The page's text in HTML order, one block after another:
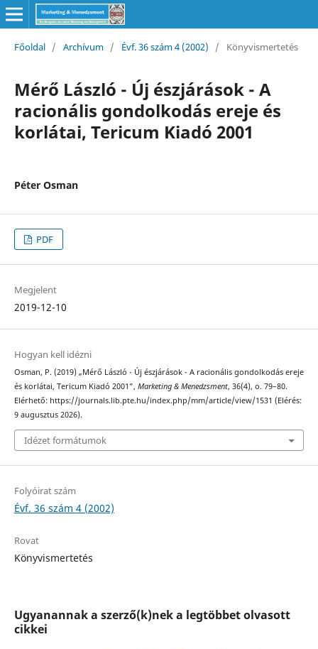
Főoldal / Archívum / Évf. 36 szám 4 (2002) / Könyvismertetés
Mérő László - Új észjárások - A
racionális gondolkodás ereje és
korlátai, Tericum Kiadó 2001
Péter Osman
PDF
Megjelent
2019-12-10
Hogyan kell idézni
Osman, P. (2019) „Mérő László - Új észjárások - A racionális gondolkodás ereje
és korlátai, Tericum Kiadó 2001”, Marketing & Menedzsment, 36(4), o. 79–80.
Elérhető: https://journals.lib.pte.hu/index.php/mm/article/view/1531 (Elérés:
9 augusztus 2026).
Idézet formátumok
Folyóirat szám
Évf. 36 szám 4 (2002)
Rovat
Könyvismertetés
Ugyanannak a szerző(k)nek a legtöbbet olvasott
cikkei